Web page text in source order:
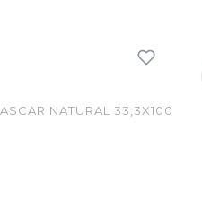
NATURAL 33,3X100